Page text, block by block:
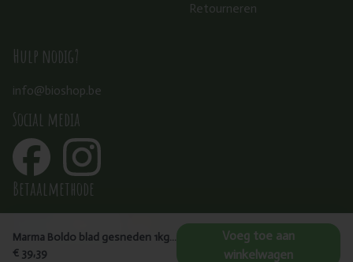
Marma Boldo blad gesneden 1kg - Peumus boldo
€ 39,39
Voeg toe aan
winkelwagen
Retourneren
Hulp nodig?
info@bioshop.be
Social media
Betaalmethode